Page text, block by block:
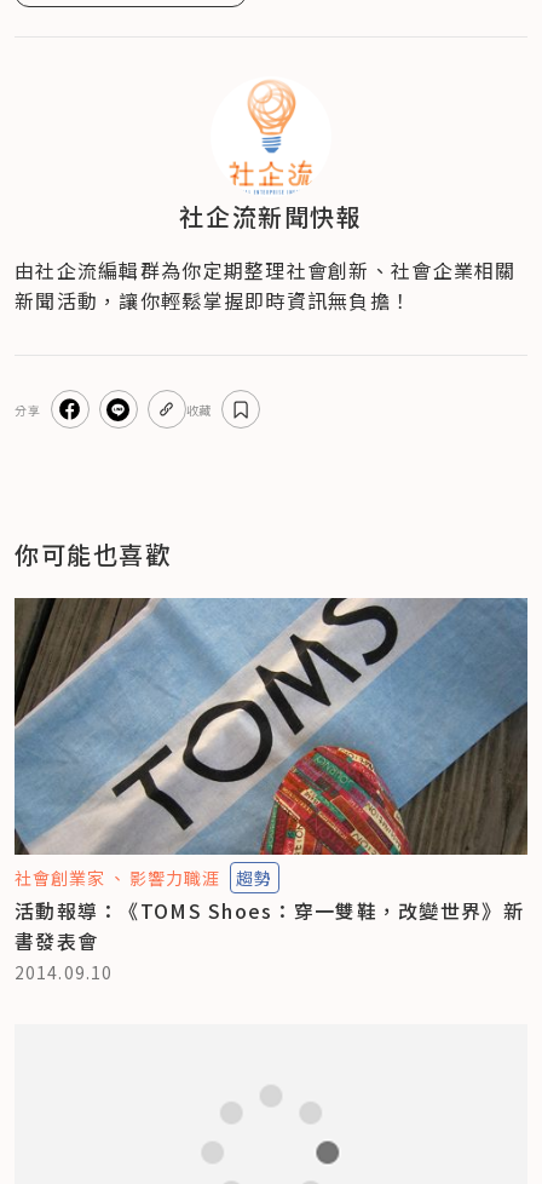
社企流新聞快報
由社企流編輯群為你定期整理社會創新、社會企業相關
新聞活動，讓你輕鬆掌握即時資訊無負擔！
分享 收藏
你可能也喜歡
社會創業家 影響力職涯 趨勢
活動報導：《TOMS Shoes：穿一雙鞋，改變世界》新
書發表會
2014.09.10